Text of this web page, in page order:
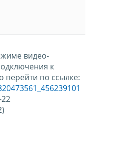
видео-
к
перейти по ссылке: